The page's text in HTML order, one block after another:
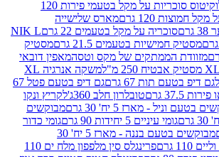
לוקיטוס סוכריות על מקל בטעמי פירות 120
מארס שלישייה
על מקל בטעמים 22 גרם
NIK L
בטעמים 21.5 גרם
מסטיק
של מקס וטסהמאפין דובאי
משקה אנרגיה XL
67 גרם
גם דיפ בטעם פטל 67
טובלרון חלב 360ג'
לקריץ ונקו
5 יח' 30 גרם
מבוקשים
5 יחידות 90 גרם
גומי כדור
מבוקשים בטעם בננה - מארז 5 יח' 30
פרינגלס סין מלפפון מלח ים 110